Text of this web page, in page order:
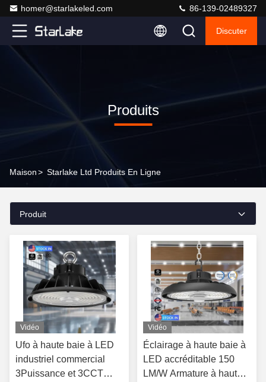
homer@starlakeled.com 86-139-02489327
Discuter
Produits
Maison> Starlake Ltd Produits En Ligne
Produit
Vidéo
Ufo à haute baie à LED
industriel commercial
3Puissance et 3CCT
Vidéo
Éclairage à haute baie à
LED accréditable 150
LM/W Armature à haute